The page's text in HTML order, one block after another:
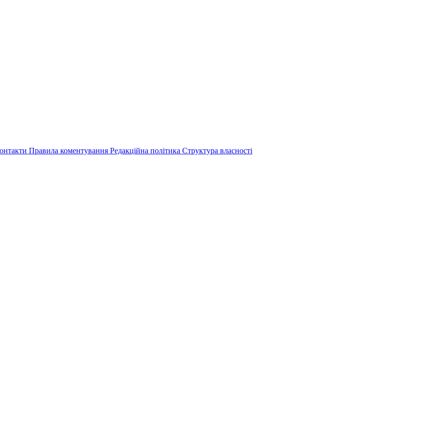
Правила коментування Редакційна політика Структура власності